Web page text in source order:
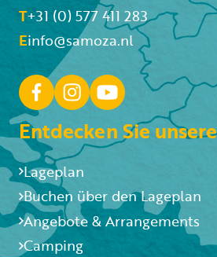
T+31 (0) 577 411 283
Einfo@samoza.nl
Entdecken Sie
Lageplan
Buchen über den Lageplan
Angebote & Arrangements
Camping